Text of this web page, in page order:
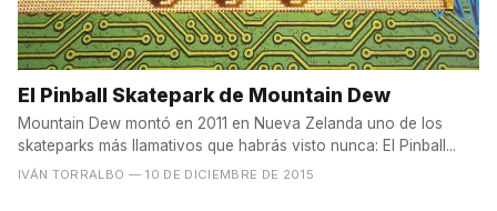
El Pinball Skatepark de Mountain Dew
Mountain Dew montó en 2011 en Nueva Zelanda uno de los
skateparks más llamativos que habrás visto nunca: El Pinball...
IVÁN TORRALBO — 10 DE DICIEMBRE DE 2015